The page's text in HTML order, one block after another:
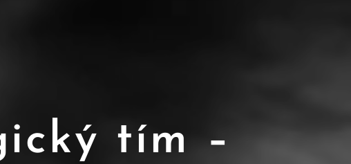
tím –